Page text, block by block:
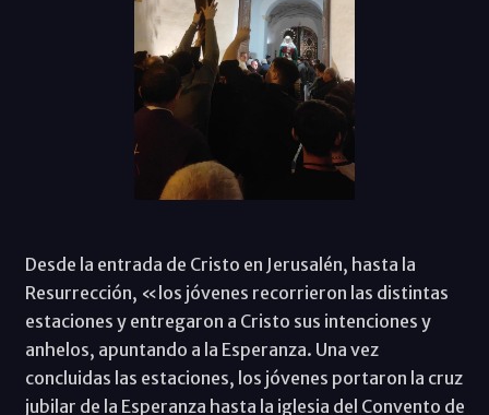
Desde la entrada de Cristo en Jerusalén, hasta la
Resurrección, «los jóvenes recorrieron las distintas
estaciones y entregaron a Cristo sus intenciones y
anhelos, apuntando a la Esperanza. Una vez
concluidas las estaciones, los jóvenes portaron la cruz
jubilar de la Esperanza hasta la iglesia del Convento de